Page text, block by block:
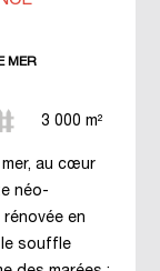
MER
3 000 m²
au cœur
néo-
en
le souffle